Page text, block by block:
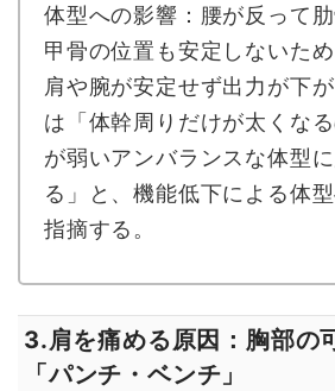
体型への影響：腰が反って
甲骨の位置も安定しないた
肩や腕が安定せず出力が下
は「体幹周りだけが太くな
が弱いアンバランスな体型
る」と、機能低下による体
指摘する。
3.肩を痛める原因：胸部の
「パンチ・ベンチ」